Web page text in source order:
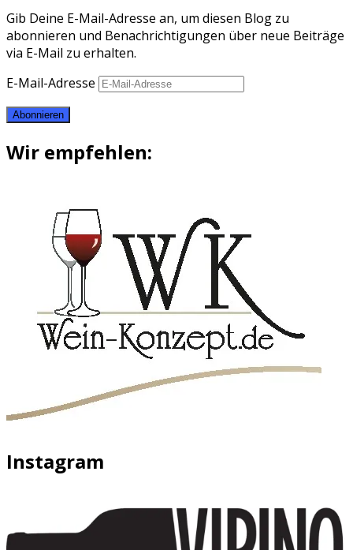
Gib Deine E-Mail-Adresse an, um diesen Blog zu
abonnieren und Benachrichtigungen über neue Beiträge
via E-Mail zu erhalten.
E-Mail-Adresse
Abonnieren
Wir empfehlen:
Instagram